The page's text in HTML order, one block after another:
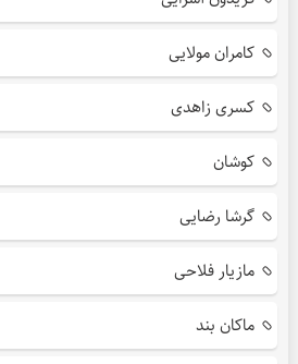
کامران مولایی
کسری زاهدی
کوشان
گرشا رضایی
مازیار فلاحی
ماکان بند